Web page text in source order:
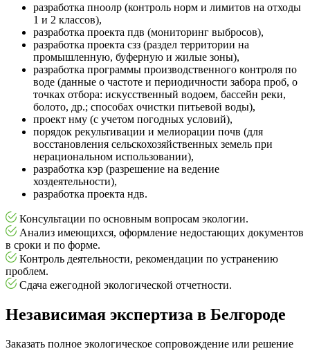
разработка пноолр (контроль норм и лимитов на отходы
1 и 2 классов),
разработка проекта пдв (мониторинг выбросов),
разработка проекта сзз (раздел территории на
промышленную, буферную и жилые зоны),
разработка программы производственного контроля по
воде (данные о частоте и периодичности забора проб, о
точках отбора: искусственный водоем, бассейн реки,
болото, др.; способах очистки питьевой воды),
проект нму (с учетом погодных условий),
порядок рекультивации и мелиорации почв (для
восстановления сельскохозяйственных земель при
нерациональном использовании),
разработка кэр (разрешение на ведение
хоздеятельности),
разработка проекта ндв.
Консультации по основным вопросам экологии.
Анализ имеющихся, оформление недостающих документов
в сроки и по форме.
Контроль деятельности, рекомендации по устранению
проблем.
Сдача ежегодной экологической отчетности.
Независимая экспертиза в Белгороде
Заказать полное экологическое сопровождение или решение